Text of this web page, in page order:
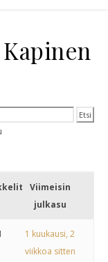
Viimeisin
julkasu
1 kuukausi, 2
viikkoa sitten